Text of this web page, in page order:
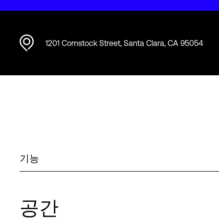
1201 Comstock Street, Santa Clara, CA 95054
기능
공간